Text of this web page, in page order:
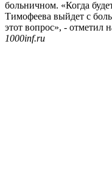
больничном. «Когда
Тимофеева выйдет с
этот вопрос», - отметил
1000inf.ru